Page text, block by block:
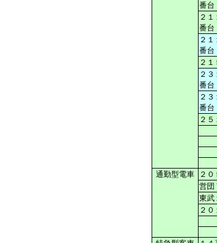
番台
２
番台
２
番台
２
２
番台
２
番台
２
通勤型電車
２
営団
東武
２